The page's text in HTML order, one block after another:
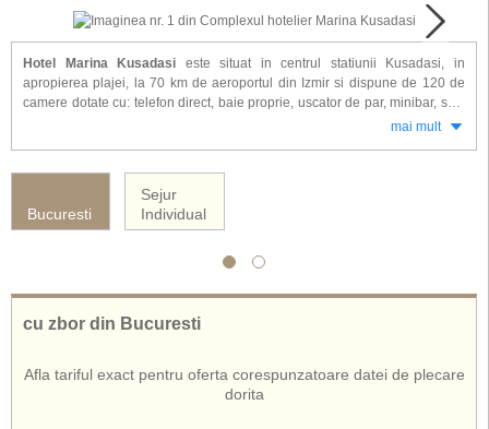
Hotel Marina Kusadasi este situat in centrul statiunii Kusadasi, in
apropierea plajei, la 70 km de aeroportul din Izmir si dispune de 120 de
camere dotate cu: telefon direct, baie proprie, uscator de par, minibar, seif,
curatatorie / spalatorie, seif.
Complexul Marina Kusadasi ofera servicii all inclusive.
mai mult
Bucuresti
Sejur
Individual
cu zbor din Bucuresti
Afla tariful exact pentru oferta corespunzatoare datei de plecare
dorita